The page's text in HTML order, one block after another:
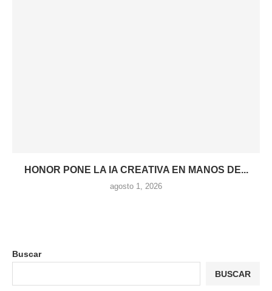
HONOR PONE LA IA CREATIVA EN MANOS DE...
agosto 1, 2026
Buscar
BUSCAR